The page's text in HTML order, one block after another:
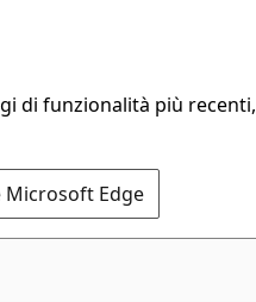
di funzionalità più recenti,
Microsoft Edge